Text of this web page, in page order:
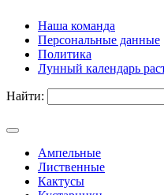
Наша команда
Персональные данные
Политика
Лунный календарь
Найти:
Ампельные
Лиственные
Кактусы